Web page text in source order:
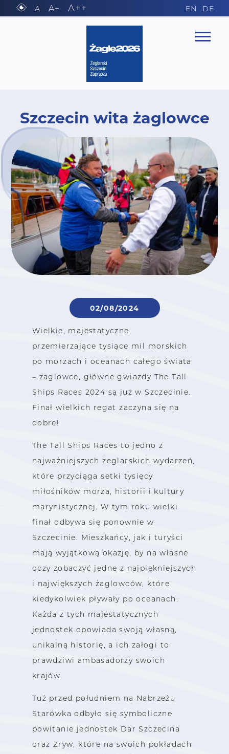
Szczecin wita żaglowce
02/08/2024
Wielkie, majestatyczne,
przemierzające tysiące mil morskich
po morzach i oceanach całego świata
– żaglowce, główne gwiazdy The Tall
Ships Races 2024 są już w Szczecinie.
Finał wielkich regat zaczyna się na
dobre!
The Tall Ships Races to jedno z
najważniejszych żeglarskich wydarzeń,
które przyciąga setki tysięcy
miłośników morza, historii i kultury
marynistycznej. W tym roku wielki
finał odbywa się ponownie w
Szczecinie. Mieszkańcy, jak i turyści
mają wyjątkową okazję, by na własne
oczy zobaczyć jedne z najpiękniejszych
i największych żaglowców, które
kiedykolwiek pływały po oceanach.
Każda z tych majestatycznych
jednostek opowiada swoją własną,
unikalną historię, a ich załogi to
prawdziwi ambasadorzy swoich
krajów.
Tuż przed południem na Nabrzeżu
Starówka odbyło się symboliczne
powitanie jednostek Dar Szczecina
oraz Zryw, które na swoich pokładach
A A+ A++ EN DE